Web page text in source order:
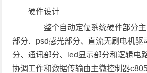
硬件设计
整个自动定位系统硬件部分主
部分、psd感光部分、直流无刷电机驱
分、通讯部分、led显示部分和逻辑电
协调工作和数据传输由主微控制器